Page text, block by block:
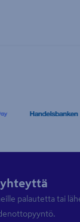
palautetta tai